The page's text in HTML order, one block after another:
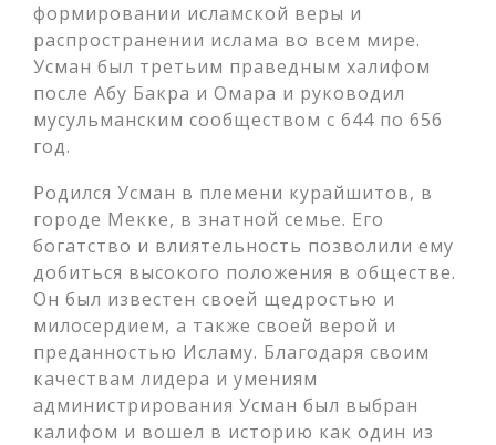
формировании исламской веры и
распространении ислама во всем мире.
Усман был третьим праведным халифом
после Абу Бакра и Омара и руководил
мусульманским сообществом с 644 по 656
год.
Родился Усман в племени курайшитов, в
городе Мекке, в знатной семье. Его
богатство и влиятельность позволили ему
добиться высокого положения в обществе.
Он был известен своей щедростью и
милосердием, а также своей верой и
преданностью Исламу. Благодаря своим
качествам лидера и умениям
администрирования Усман был выбран
калифом и вошел в историю как один из